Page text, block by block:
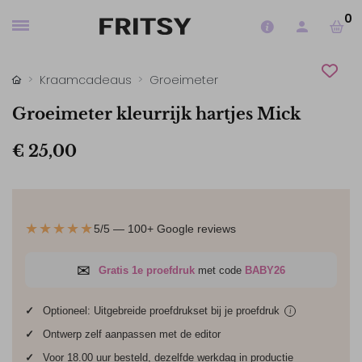
0
Kraamcadeaus Groeimeter
Groeimeter kleurrijk hartjes Mick
€ 25,00
★★★★★5/5 — 100+ Google reviews
✉ Gratis 1e proefdruk met code BABY26
✓ Optioneel: Uitgebreide proefdrukset bij je proefdruk i
✓
Ontwerp zelf aanpassen met de editor
✓
Voor 18.00 uur besteld, dezelfde werkdag in productie